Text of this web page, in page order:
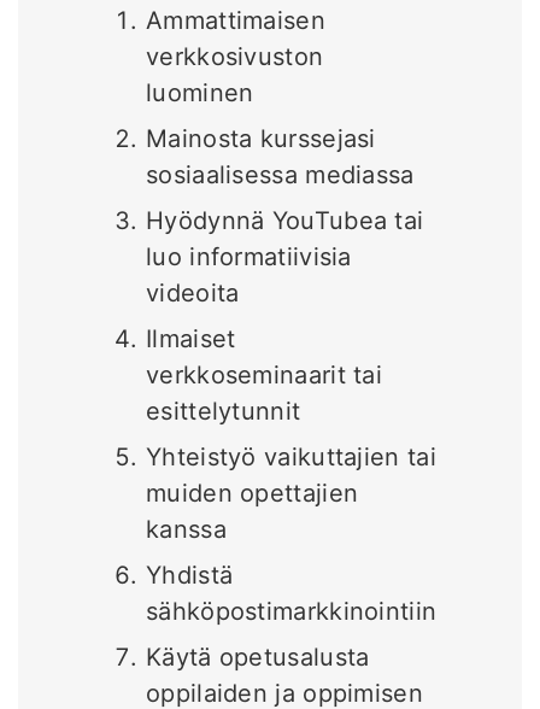
Ammattimaisen
verkkosivuston
luominen
Mainosta kurssejasi
sosiaalisessa mediassa
Hyödynnä YouTubea tai
luo informatiivisia
videoita
Ilmaiset
verkkoseminaarit tai
esittelytunnit
Yhteistyö vaikuttajien tai
muiden opettajien
kanssa
Yhdistä
sähköpostimarkkinointiin
Käytä opetusalusta
oppilaiden ja oppimisen